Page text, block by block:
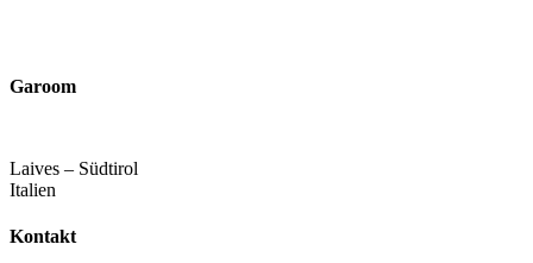
Garoom
Laives – Südtirol
Italien
Kontakt